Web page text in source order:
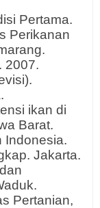
Pertama.
Perikanan
2007.
ikan di
Barat.
Indonesia.
Jakarta.
Pertanian,